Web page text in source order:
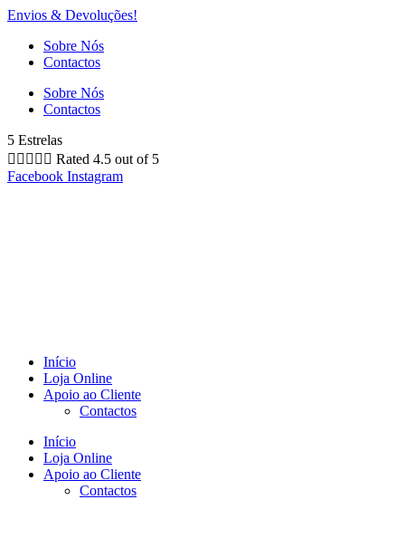
Envios & Devoluções!
Sobre Nós
Contactos
Sobre Nós
Contactos
5 Estrelas
     Rated 4.5 out of 5
Facebook Instagram
Início
Loja Online
Apoio ao Cliente
Contactos
Início
Loja Online
Apoio ao Cliente
Contactos